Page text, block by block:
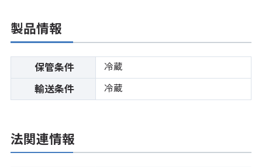
製品情報
保管条件 冷蔵
輸送条件 冷蔵
法関連情報